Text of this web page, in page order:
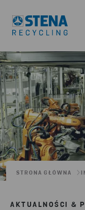
STRONA GŁÓWNA
AKTUALNOŚCI &